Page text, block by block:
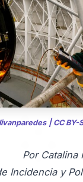
| CC BY-
Por Catalina
Incidencia y